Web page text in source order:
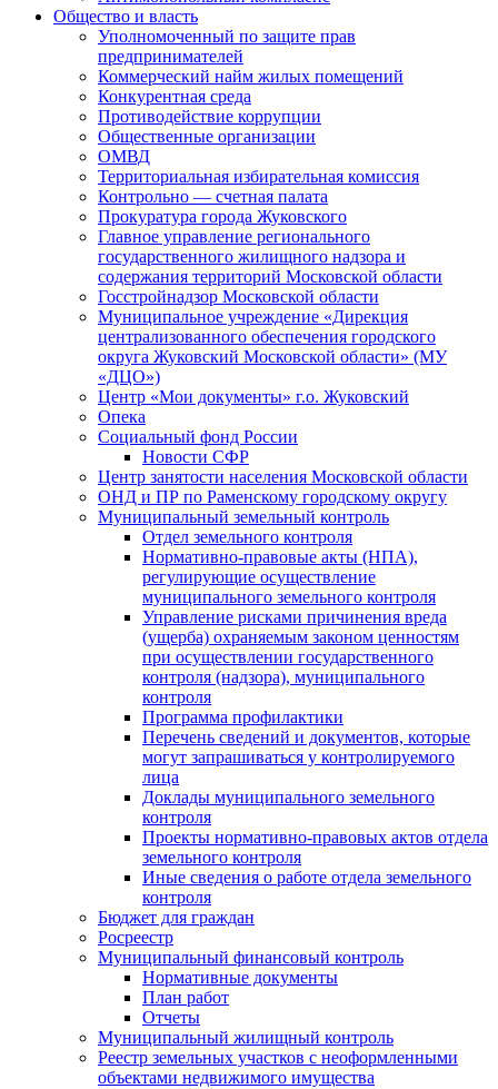
Общество и власть
Уполномоченный по защите прав
предпринимателей
Коммерческий найм жилых помещений
Конкурентная среда
Противодействие коррупции
Общественные организации
ОМВД
Территориальная избирательная комиссия
Контрольно — счетная палата
Прокуратура города Жуковского
Главное управление регионального
государственного жилищного надзора и
содержания территорий Московской области
Госстройнадзор Московской области
Муниципальное учреждение «Дирекция
централизованного обеспечения городского
округа Жуковский Московской области» (МУ
«ДЦО»)
Центр «Мои документы» г.о. Жуковский
Опека
Социальный фонд России
Новости СФР
Центр занятости населения Московской области
ОНД и ПР по Раменскому городскому округу
Муниципальный земельный контроль
Отдел земельного контроля
Нормативно-правовые акты (НПА),
регулирующие осуществление
муниципального земельного контроля
Управление рисками причинения вреда
(ущерба) охраняемым законом ценностям
при осуществлении государственного
контроля (надзора), муниципального
контроля
Программа профилактики
Перечень сведений и документов, которые
могут запрашиваться у контролируемого
лица
Доклады муниципального земельного
контроля
Проекты нормативно-правовых актов отдела
земельного контроля
Иные сведения о работе отдела земельного
контроля
Бюджет для граждан
Росреестр
Муниципальный финансовый контроль
Нормативные документы
План работ
Отчеты
Муниципальный жилищный контроль
Реестр земельных участков с неоформленными
объектами недвижимого имущества